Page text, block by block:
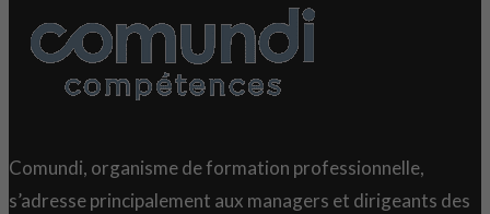
Comundi, organisme de formation professionnelle,
s’adresse principalement aux managers et dirigeants des